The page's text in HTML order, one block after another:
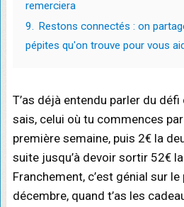
remerciera
9. Restons connectés : on
pépites qu'on trouve pour vous
T’as déjà entendu parler du
sais, celui où tu commences
première semaine, puis 2€ la
suite jusqu’à devoir sortir 52€
Franchement, c’est génial sur le
décembre, quand t’as les